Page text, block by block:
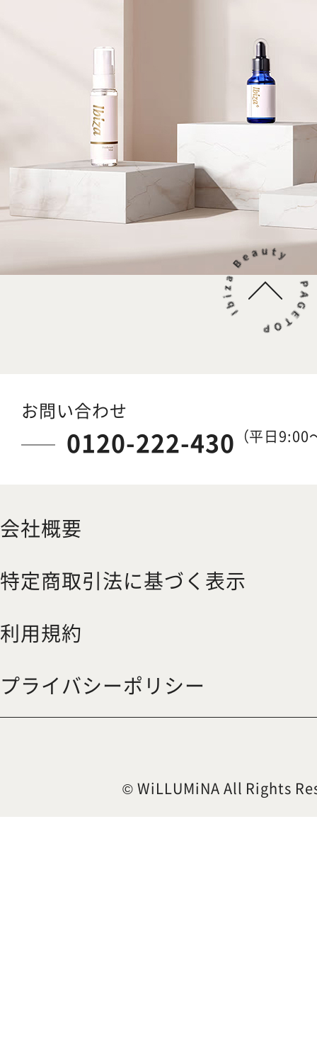
お問い合わせ
0120-222-430 （平日
会社概要
特定商取引法に基づく表示
利用規約
プライバシーポリシー
© WiLLUMiNA All Rights